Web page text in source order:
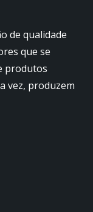
de qualidade
que se
produtos
vez, produzem